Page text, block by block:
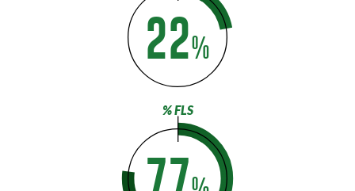
22%
% FLS
77